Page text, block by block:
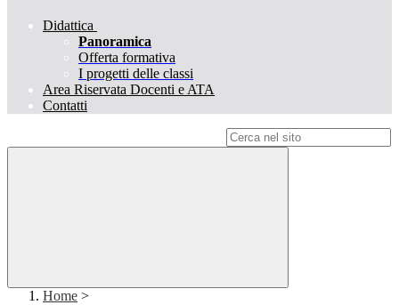
Didattica
Panoramica
Offerta formativa
I progetti delle classi
Area Riservata Docenti e ATA
Contatti
Home >